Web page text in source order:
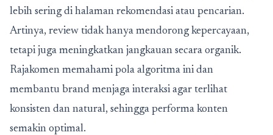
lebih sering di halaman rekomendasi atau pencarian.
Artinya, review tidak hanya mendorong kepercayaan,
tetapi juga meningkatkan jangkauan secara organik.
Rajakomen memahami pola algoritma ini dan
membantu brand menjaga interaksi agar terlihat
konsisten dan natural, sehingga performa konten
semakin optimal.